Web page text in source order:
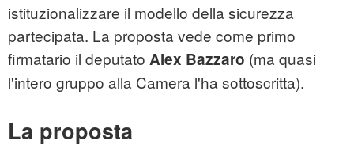
istituzionalizzare il modello della sicurezza
partecipata. La proposta vede come primo
firmatario il deputato Alex Bazzaro (ma quasi
l'intero gruppo alla Camera l'ha sottoscritta).
La proposta